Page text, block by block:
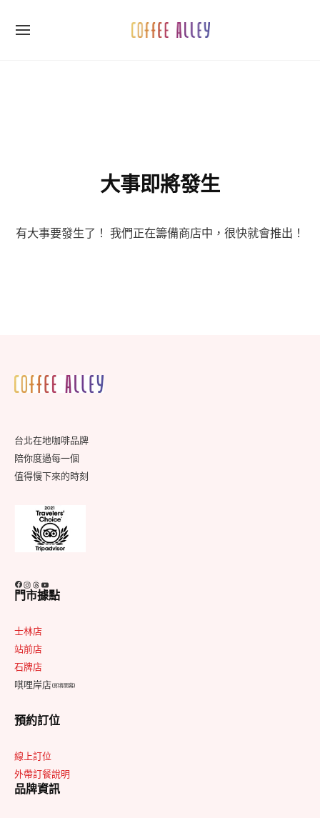
SITE
大事即將發生
有大事要發生了！ 我們正在籌備商店中，很快就會推出！
台北在地咖啡品牌
陪你度過每一個
值得慢下來的時刻
Facebook Instagram Threads YouTube
門市據點
士林店
站前店
石牌店
唭哩岸店(即將開幕)
預約訂位
線上訂位
外帶訂餐說明
品牌資訊